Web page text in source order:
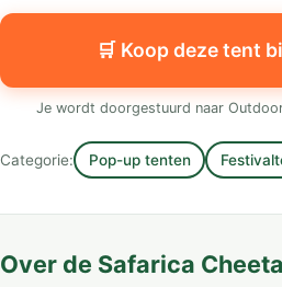
🛒 Koop deze tent
Je wordt doorgestuurd naar
Categorie: Pop-up tenten
Over de Safarica